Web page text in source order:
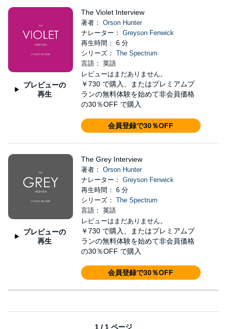
プレビューの
再生
The Violet Interview
著者： Orson Hunter
ナレーター： Greyson Fenwick
再生時間： 6 分
シリーズ： The Spectrum
言語： 英語
レビューはまだありません。
￥730 で購入、またはプレミアムプ
ランの無料体験を始めて非会員価格
の30％OFF で購入
会員登録で30％OFF
プレビューの
再生
The Grey Interview
著者： Orson Hunter
ナレーター： Greyson Fenwick
再生時間： 6 分
シリーズ： The Spectrum
言語： 英語
レビューはまだありません。
￥730 で購入、またはプレミアムプ
ランの無料体験を始めて非会員価格
の30％OFF で購入
会員登録で30％OFF
1 / 1 ページ